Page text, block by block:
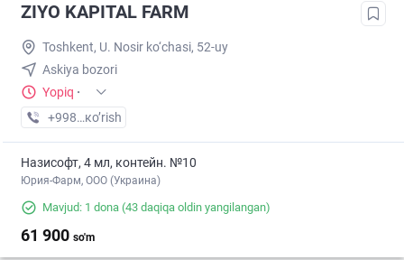
ZIYO KAPITAL FARM
Toshkent, U. Nosir ko‘chasi, 52-uy
Askiya bozori
Yopiq ·
+998 (97) XXX-XX-XX
кo’rish
Назисофт, 4 мл, контейн. №10
Юрия-Фарм, ООО (Украина)
Mavjud: 1 dona (43 daqiqa oldin yangilangan)
61 900 so'm